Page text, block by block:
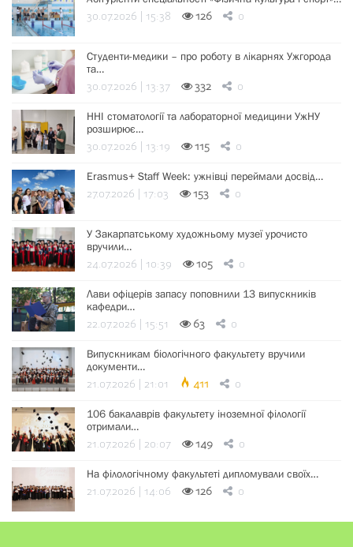
30.07.2026 | 15:38 126 0
Студенти-медики – про роботу в лікарнях Ужгорода
та…
30.07.2026 | 13:37 332 0
ННІ стоматології та лабораторної медицини УжНУ
розширює…
30.07.2026 | 13:19 115 0
Erasmus+ Staff Week: ужнівці переймали досвід…
27.07.2026 | 17:03 153 0
У Закарпатському художньому музеї урочисто
вручили…
24.07.2026 | 10:39 105 0
Лави офіцерів запасу поповнили 13 випускників
кафедри…
22.07.2026 | 15:51 63 0
Випускникам біологічного факультету вручили
документи…
21.07.2026 | 21:01 411 0
106 бакалаврів факультету іноземної філології
отримали…
21.07.2026 | 20:07 149 0
На філологічному факультеті дипломували своїх…
21.07.2026 | 14:06 126 0